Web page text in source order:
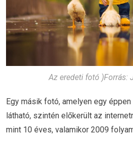
Az eredeti fotó )Forrás:
Egy másik fotó, amelyen egy
látható, szintén előkerült az
mint 10 éves, valamikor 2009